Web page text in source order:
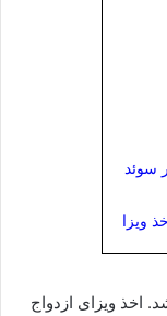
سوئد
ویزا
اخذ ویزای ازدواج